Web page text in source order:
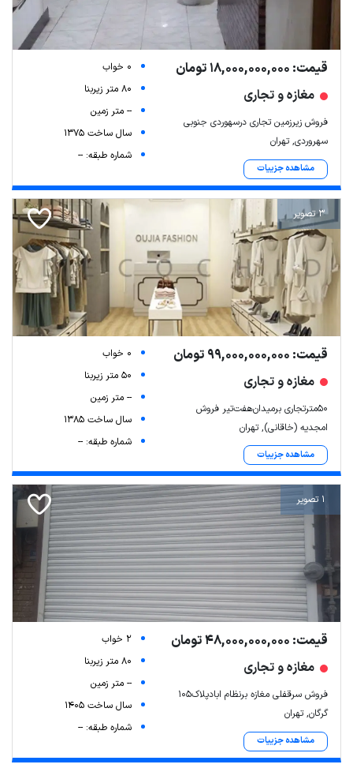
قیمت: 18,000,000,000 تومان
مغازه و تجاری
فروش زیرزمین تجاری درسهوردی جنوبی
سهروردی, تهران
مشاهده جزییات
0 خواب
80 متر زیربنا
-- متر زمین
سال ساخت 1375
شماره طبقه: --
3 تصویر
قیمت: 99,000,000,000 تومان
مغازه و تجاری
۵۰مترتجاری برمیدان‌هفت‌تیر فروش
امجدیه (خاقانی), تهران
مشاهده جزییات
0 خواب
50 متر زیربنا
-- متر زمین
سال ساخت 1385
شماره طبقه: --
1 تصویر
قیمت: 48,000,000,000 تومان
مغازه و تجاری
فروش سرقفلی مغازه برنظام ابادپلاک105
گرگان, تهران
مشاهده جزییات
2 خواب
80 متر زیربنا
-- متر زمین
سال ساخت 1405
شماره طبقه: --